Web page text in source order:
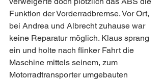
Funktion der Vorderradbremse. Vor Ort,
bei Andrea und Albrecht zuhause war
keine Reparatur möglich. Klaus sprang
ein und holte nach flinker Fahrt die
Maschine mittels seinem, zum
Motorradtransporter umgebauten